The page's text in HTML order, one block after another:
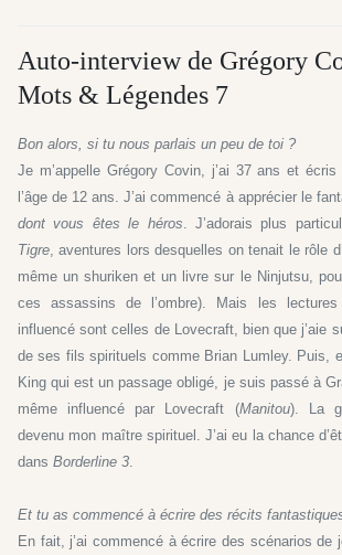
Auto-interview de Grégory
Mots & Légendes 7
Bon alors, si tu nous parlais un peu de toi ?
Je m’appelle Grégory Covin, j’ai 37 ans et
l’âge de 12 ans. J’ai commencé à apprécier le
dont vous êtes le héros. J’adorais plus
Tigre, aventures lors desquelles on tenait le rôle
même un shuriken et un livre sur le Ninjutsu,
ces assassins de l’ombre). Mais les lectures
influencé sont celles de Lovecraft, bien que j’aie
de ses fils spirituels comme Brian Lumley. Puis,
King qui est un passage obligé, je suis passé à
même influencé par Lovecraft (Manitou). La
devenu mon maître spirituel. J’ai eu la chance
dans Borderline 3.
Et tu as commencé à écrire des récits
En fait, j’ai commencé à écrire des scénarios de